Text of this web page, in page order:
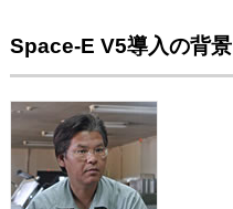
Space-E V5導入の背景